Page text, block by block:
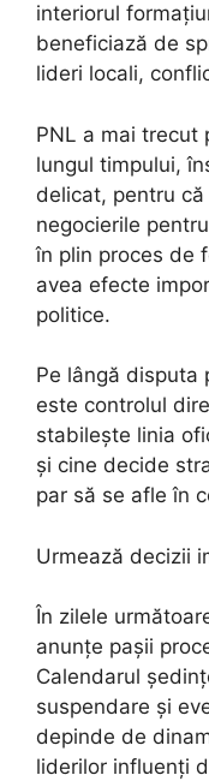
interiorul
beneficiază de
lideri locali,
PNL a mai trecut
lungul timpului,
delicat, pentru
negocierile
în plin proces de
avea efecte
politice.
Pe lângă disputa
este controlul
stabilește linia
și cine decide
par să se afle în
Urmează decizii
În zilele
anunțe pașii
Calendarul
suspendare și
depinde de
liderilor influenți